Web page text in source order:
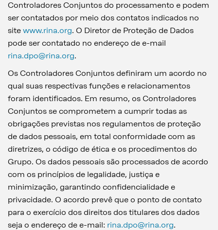
Controladores Conjuntos do processamento e podem
ser contatados por meio dos contatos indicados no
site www.rina.org. O Diretor de Proteção de Dados
pode ser contatado no endereço de e-mail
rina.dpo@rina.org.
Os Controladores Conjuntos definiram um acordo no
qual suas respectivas funções e relacionamentos
foram identificados. Em resumo, os Controladores
Conjuntos se comprometem a cumprir todas as
obrigações previstas nos regulamentos de proteção
de dados pessoais, em total conformidade com as
diretrizes, o código de ética e os procedimentos do
Grupo. Os dados pessoais são processados de acordo
com os princípios de legalidade, justiça e
minimização, garantindo confidencialidade e
privacidade. O acordo prevê que o ponto de contato
para o exercício dos direitos dos titulares dos dados
seja o endereço de e-mail: rina.dpo@rina.org.